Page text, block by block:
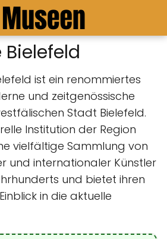
ist ein renommiertes
und zeitgenössische
Stadt Bielefeld.
Institution der Region
vielfältige Sammlung von
und internationaler Künstler
und bietet ihren
in die aktuelle